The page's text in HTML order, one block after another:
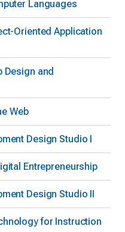
Languages
Oriented Application
Design and
Web
Design Studio I
Entrepreneurship
Design Studio II
for Instruction